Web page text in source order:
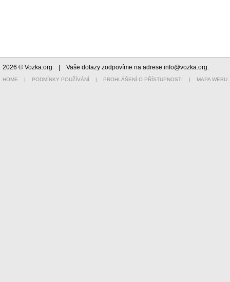
2026 © Vozka.org | Vaše dotazy zodpovíme na adrese info@vozka.org.
HOME | PODMÍNKY POUŽÍVÁNÍ | PROHLÁŠENÍ O PŘÍSTUPNOSTI | MAPA WEBU